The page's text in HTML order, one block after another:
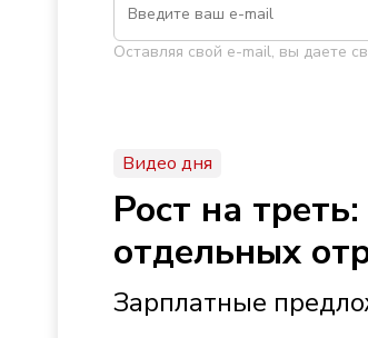
Оставляя свой e-mail, вы даете
Видео дня
Рост на
отдельных
Зарплатные